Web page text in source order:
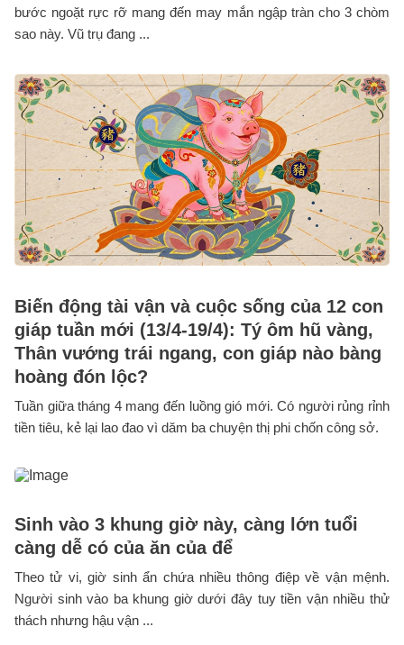
bước ngoặt rực rỡ mang đến may mắn ngập tràn cho 3 chòm
sao này. Vũ trụ đang ...
Biến động tài vận và cuộc sống của 12 con
giáp tuần mới (13/4-19/4): Tý ôm hũ vàng,
Thân vướng trái ngang, con giáp nào bàng
hoàng đón lộc?
Tuần giữa tháng 4 mang đến luồng gió mới. Có người rủng rỉnh
tiền tiêu, kẻ lại lao đao vì dăm ba chuyện thị phi chốn công sở.
Sinh vào 3 khung giờ này, càng lớn tuổi
càng dễ có của ăn của để
Theo tử vi, giờ sinh ẩn chứa nhiều thông điệp về vận mệnh.
Người sinh vào ba khung giờ dưới đây tuy tiền vận nhiều thử
thách nhưng hậu vận ...